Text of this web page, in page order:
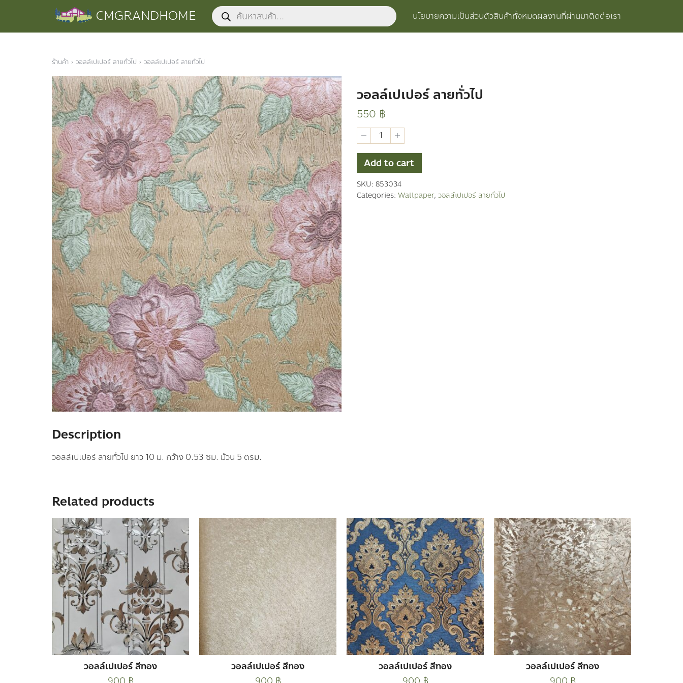
content
CMGRANDHOME Products
search นโยบายความเป็นส่วนตัวสินค้าทั้งหมดผลงานที่ผ่านมาติดต่อเรา
ร้านค้า › วอลล์เปเปอร์ ลายทั่วไป › วอลล์เปเปอร์ ลายทั่วไป
วอลล์เปเปอร์ ลายทั่วไป
550 ฿
วอ
ลล์
เปเปอร์
ลาย
ทั่วไป
quantity
Add to cart
SKU: 853034
Categories: Wallpaper, วอลล์เปเปอร์ ลายทั่วไป
Description
วอลล์เปเปอร์ ลายทั่วไป ยาว 10 ม. กว้าง 0.53 ซม. ม้วน 5 ตรม.
Related products
วอลล์เปเปอร์ สีทอง
วอลล์เปเปอร์ สีทอง
วอลล์เปเปอร์ สีทอง
วอลล์เปเปอร์ สีทอง